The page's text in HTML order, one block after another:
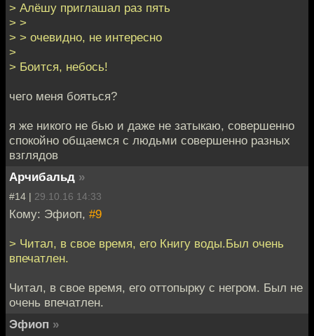
> Алёшу приглашал раз пять
> >
> > очевидно, не интересно
>
> Боится, небось!
чего меня бояться?
я же никого не бью и даже не затыкаю, совершенно
спокойно общаемся с людьми совершенно разных
взглядов
Арчибальд »
#14 | 29.10.16 14:33
Кому: Эфиоп, #9
> Читал, в свое время, его Книгу воды.Был очень
впечатлен.
Читал, в свое время, его оттопырку с негром. Был не
очень впечатлен.
Эфиоп »